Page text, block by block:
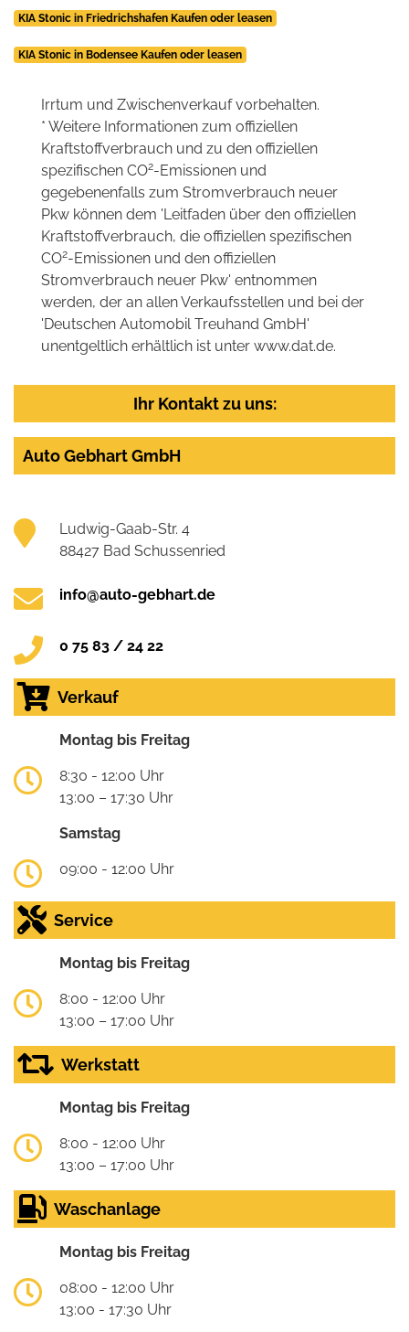
KIA Stonic in Friedrichshafen Kaufen oder leasen
KIA Stonic in Bodensee Kaufen oder leasen
Irrtum und Zwischenverkauf vorbehalten.
* Weitere Informationen zum offiziellen
Kraftstoffverbrauch und zu den offiziellen
spezifischen CO2-Emissionen und
gegebenenfalls zum Stromverbrauch neuer
Pkw können dem 'Leitfaden über den offiziellen
Kraftstoffverbrauch, die offiziellen spezifischen
CO2-Emissionen und den offiziellen
Stromverbrauch neuer Pkw' entnommen
werden, der an allen Verkaufsstellen und bei der
'Deutschen Automobil Treuhand GmbH'
unentgeltlich erhältlich ist unter www.dat.de.
Ihr Kontakt zu uns:
Auto Gebhart GmbH
Ludwig-Gaab-Str. 4
88427 Bad Schussenried
info@auto-gebhart.de
0 75 83 / 24 22
Verkauf
Montag bis Freitag
8:30 - 12:00 Uhr
13:00 – 17:30 Uhr
Samstag
09:00 - 12:00 Uhr
Service
Montag bis Freitag
8:00 - 12:00 Uhr
13:00 – 17:00 Uhr
Werkstatt
Montag bis Freitag
8:00 - 12:00 Uhr
13:00 – 17:00 Uhr
Waschanlage
Montag bis Freitag
08:00 - 12:00 Uhr
13:00 - 17:30 Uhr